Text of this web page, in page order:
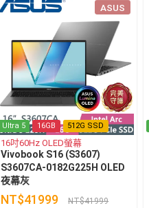
ASUS
Ultra 5 16GB 512G SSD
16吋60Hz OLED螢幕
Vivobook S16 (S3607)
S3607CA-0182G225H OLED
夜幕灰
NT$41999 NT$41999